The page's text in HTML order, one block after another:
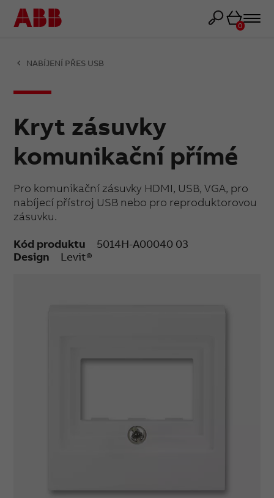
Košík
0
NABÍJENÍ PŘES USB
Kryt zásuvky
komunikační přímé
Pro komunikační zásuvky HDMI, USB, VGA, pro
nabíjecí přístroj USB nebo pro reproduktorovou
zásuvku.
Kód produktu
5014H-A00040 03
Design
Levit®